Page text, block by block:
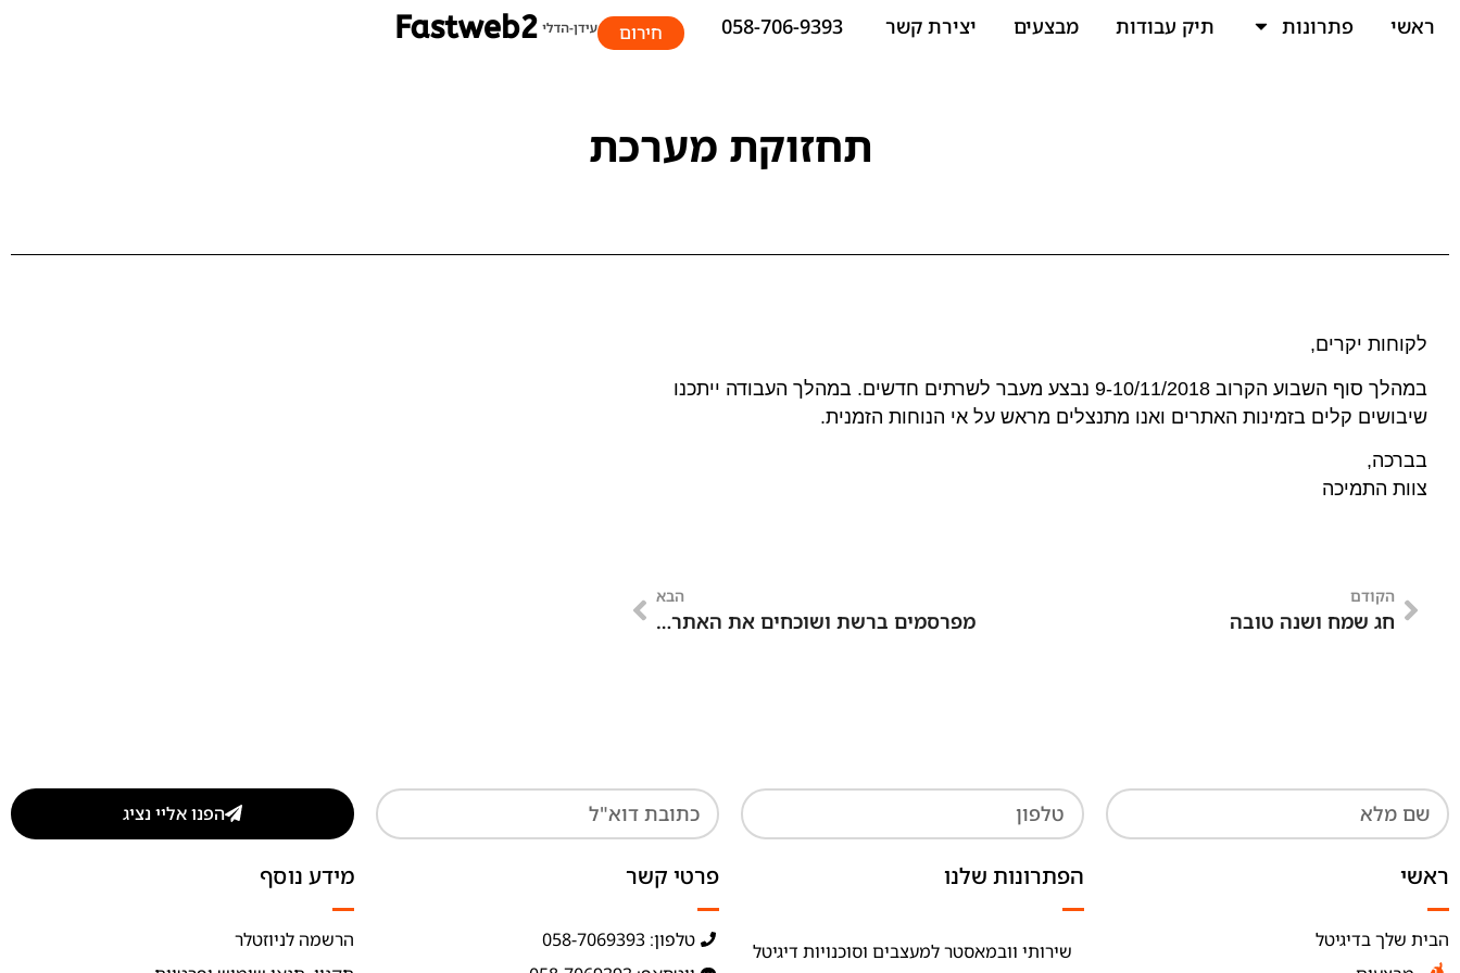
ראשי פתרונות תיק עבודות מבצעים יצירת קשר חירום
תחזוקת מערכת
לקוחות יקרים,
במהלך סוף השבוע הקרוב 9-10/11/2018 נבצע מעבר לשרתים חדשים. במהלך העבודה ייתכנו
שיבושים קלים בזמינות האתרים ואנו מתנצלים מראש על אי הנוחות הזמנית.
בברכה,
צוות התמיכה
הקודם
חג שמח ושנה טובה
הבא
מפרסמים ברשת ושוכחים את האתר…
הפנו אליי נציג
ראשי
הבית שלך בדיגיטל
הפתרונות שלנו
שירותי וובמאסטר למעצבים וסוכנויות דיגיטל
פרטי קשר
טלפון: 058-7069393
מידע נוסף
הרשמה לניוזטלר